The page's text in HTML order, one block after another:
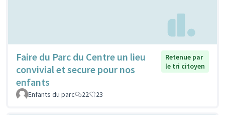
Faire du Parc du Centre un lieu
convivial et secure pour nos
enfants
Retenue par
le tri citoyen
Enfants du parc 22 23